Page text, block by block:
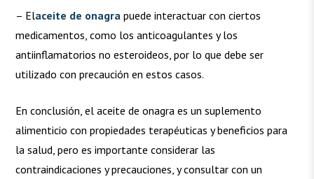
– Elaceite de onagra puede interactuar con ciertos
medicamentos, como los anticoagulantes y los
antiinflamatorios no esteroideos, por lo que debe ser
utilizado con precaución en estos casos.
En conclusión, el aceite de onagra es un suplemento
alimenticio con propiedades terapéuticas y beneficios para
la salud, pero es importante considerar las
contraindicaciones y precauciones, y consultar con un